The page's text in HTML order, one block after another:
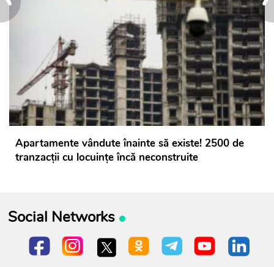
Apartamente vândute înainte să existe! 2500 de
tranzacții cu locuințe încă neconstruite
Social Networks